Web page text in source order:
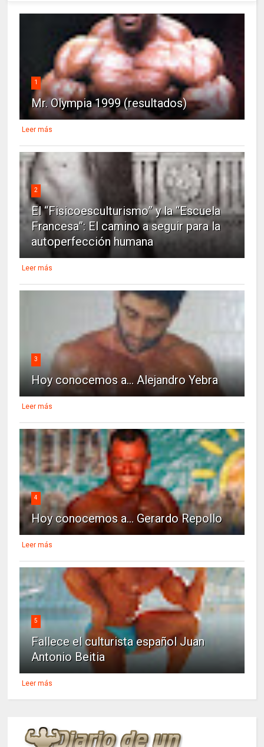
1
Mr. Olympia 1999 (resultados)
Leer más
2
El “Fisicoesculturismo” y la “Escuela
Francesa”: El camino a seguir para la
autoperfección humana
Leer más
3
Hoy conocemos a... Alejandro Yebra
Leer más
4
Hoy conocemos a... Gerardo Repollo
Leer más
5
Fallece el culturista español Juan
Antonio Beitia
Leer más